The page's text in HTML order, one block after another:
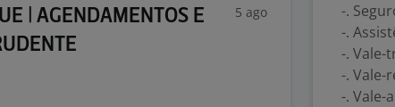
| AGENDAMENTOS E
5 ago
-.
-.
-. Vale-
-. Vale-
-. Vale-